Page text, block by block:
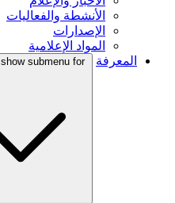
الأنشطة والفعاليات
الإصدارات
المواد الإعلامية
المعرفة
show submenu for "المعرفة"